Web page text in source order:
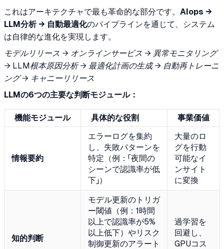
これはアーキテクチャで最も革命的な部分です。 AIops →
LLM分析 → 自動最適化のパイプラインを通じて、システム
は自律的な進化を実現します。
モデルリリース → オンラインサービス → 異常モニタリング
→ LLM根本原因分析 → 最適化計画の生成 → 自動再トレーニ
ング → キャニーリリース
LLMの6つの主要な判断モジュール：
機能モジュール 具体的な役割 事業価値
情報要約
エラーログを集約
し、失敗パターンを
特定（例：「夜間の
シーンで認識率が低
下」）
大量のロ
グを行動
可能なイ
ンサイト
に変換
知的判断
モデル更新のトリガ
ー閾値（例：1時間
以上で認識率が5%
以上低下）やリスク
制御更新のアラート
過学習を
回避し、
GPUコス